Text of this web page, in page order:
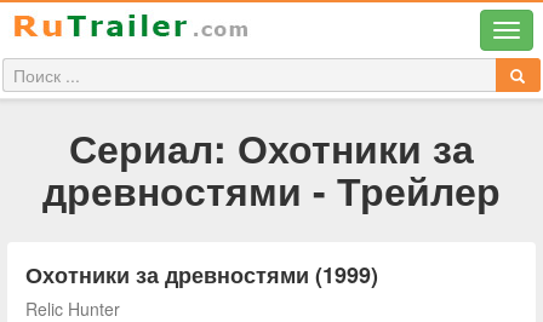
Сериал: Охотники за
древностями - Трейлер
Охотники за древностями (1999)
Relic Hunter